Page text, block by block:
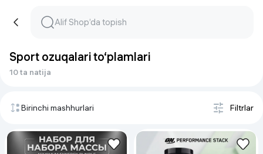
Sport ozuqalari to‘plamlari
10 ta natija
Birinchi mashhurlari Filtrlar